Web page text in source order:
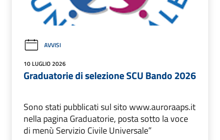
AVVISI
10 LUGLIO 2026
Graduatorie di selezione SCU Bando 2026
Sono stati pubblicati sul sito www.auroraaps.it
nella pagina Graduatorie, posta sotto la voce
di menù Servizio Civile Universale”